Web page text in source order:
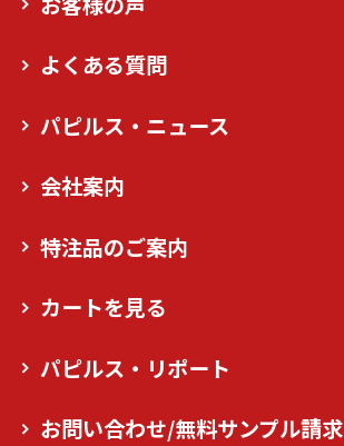
よくある質問
パピルス・ニュース
会社案内
特注品のご案内
カートを見る
パピルス・リポート
お問い合わせ/無料サンプル請求